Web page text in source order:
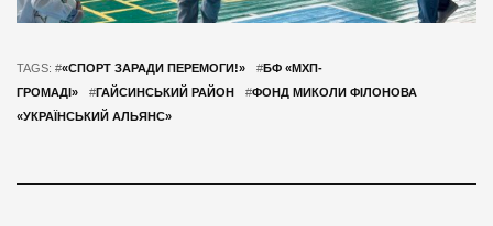
TAGS: #«СПОРТ ЗАРАДИ ПЕРЕМОГИ!» #БФ «МХП-
ГРОМАДІ»
#ГАЙСИНСЬКИЙ РАЙОН #ФОНД МИКОЛИ ФІЛОНОВА
«УКРАЇНСЬКИЙ АЛЬЯНС»